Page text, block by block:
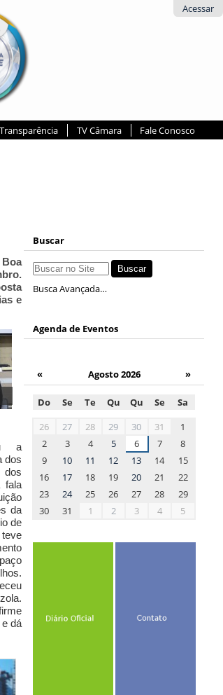
Acessar
Transparência TV Câmara Fale Conosco
e
a
dos
dos
fala
da
de
teve
e dá
Buscar
Busca Avançada…
Agenda de Eventos
« Agosto 2026 »
Do Se Te Qu Qu Se
Sa
26
27 28 29 30 31
1
2
3 4 5 6 7
8
9
10 11 12 13 14
15
16
17 18 19 20 21
22
23
24 25 26 27 28
29
30
31 1 2 3 4 5